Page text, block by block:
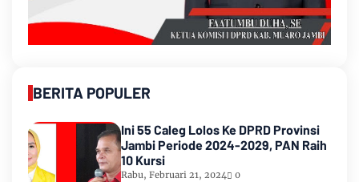
BERITA POPULER
Ini 55 Caleg Lolos Ke DPRD Provinsi
Jambi Periode 2024-2029, PAN Raih
10 Kursi
Rabu, Februari 21, 2024 0